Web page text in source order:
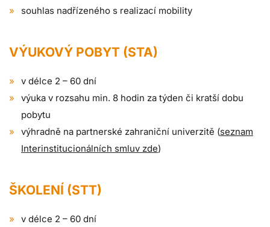
souhlas nadřízeného s realizací mobility
VÝUKOVÝ POBYT (STA)
v délce 2 – 60 dní
výuka v rozsahu min. 8 hodin za týden či kratší dobu
pobytu
výhradně na partnerské zahraniční univerzitě (seznam
Interinstitucionálních smluv zde)
ŠKOLENÍ (STT)
v délce 2 – 60 dní